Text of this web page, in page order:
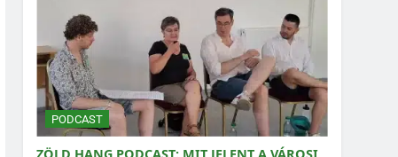
PODCAST